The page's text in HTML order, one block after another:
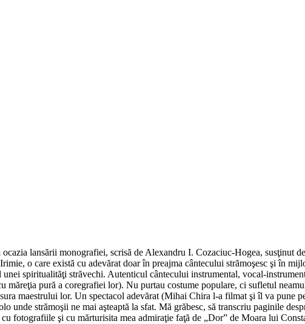
lansării monografiei, scrisă de Alexandru I. Cozaciuc-Hogea, susţinut
o care există cu adevărat doar în preajma cântecului strămoşesc şi în
spiritualităţi străvechi. Autenticul cântecului instrumental, vocal-
măreţia pură a coregrafiei lor). Nu purtau costume populare, ci sufletul
maestrului lor. Un spectacol adevărat (Mihai Chira l-a filmat şi îl va pune
unde strămoşii ne mai aşteaptă la sfat. Mă grăbesc, să transcriu paginile
fotografiile şi cu mărturisita mea admiraţie faţă de „Dor” de Moara lui